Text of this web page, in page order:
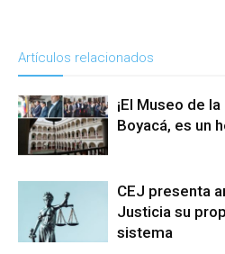
Artículos relacionados
¡El Museo de
Boyacá, es un
CEJ presenta
Justicia su
sistema